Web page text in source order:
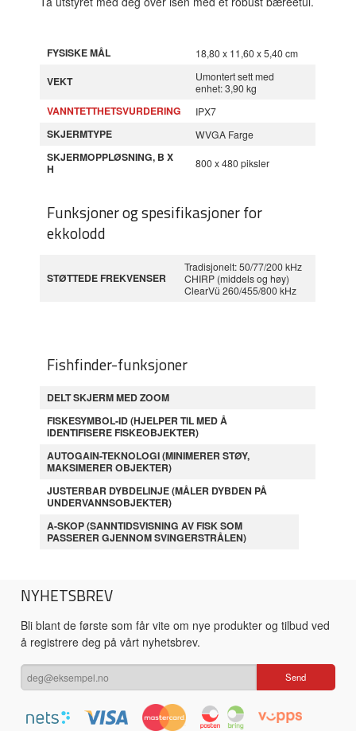
FYSISKE MÅL 18,80 x 11,60 x 5,40 cm
VEKT
Umontert sett med
enhet: 3,90 kg
VANNTETTHETSVURDERING IPX7
SKJERMTYPE WVGA Farge
SKJERMOPPLØSNING, B X
H
800 x 480 piksler
Funksjoner og spesifikasjoner for
ekkolodd
STØTTEDE FREKVENSER
Tradisjonelt: 50/77/200 kHz
CHIRP (middels og høy)
ClearVü 260/455/800 kHz
Fishfinder-funksjoner
DELT SKJERM MED ZOOM
FISKESYMBOL-ID (HJELPER TIL MED Å
IDENTIFISERE FISKEOBJEKTER)
AUTOGAIN-TEKNOLOGI (MINIMERER STØY,
MAKSIMERER OBJEKTER)
JUSTERBAR DYBDELINJE (MÅLER DYBDEN PÅ
UNDERVANNSOBJEKTER)
A-SKOP (SANNTIDSVISNING AV FISK SOM
PASSERER GJENNOM SVINGERSTRÅLEN)
NYHETSBREV
Bli blant de første som får vite om nye produkter og tilbud ved
å registrere deg på vårt nyhetsbrev.